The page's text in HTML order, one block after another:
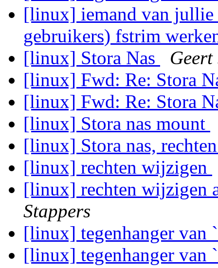
[linux] iemand van
gebruikers) fstrim
[linux] Stora Nas
Geert
[linux] Fwd: Re: Stora
[linux] Fwd: Re: Stora
[linux] Stora nas mount
[linux] Stora nas,
[linux] rechten wijzigen
[linux] rechten wijzigen
Stappers
[linux] tegenhanger van
[linux] tegenhanger van